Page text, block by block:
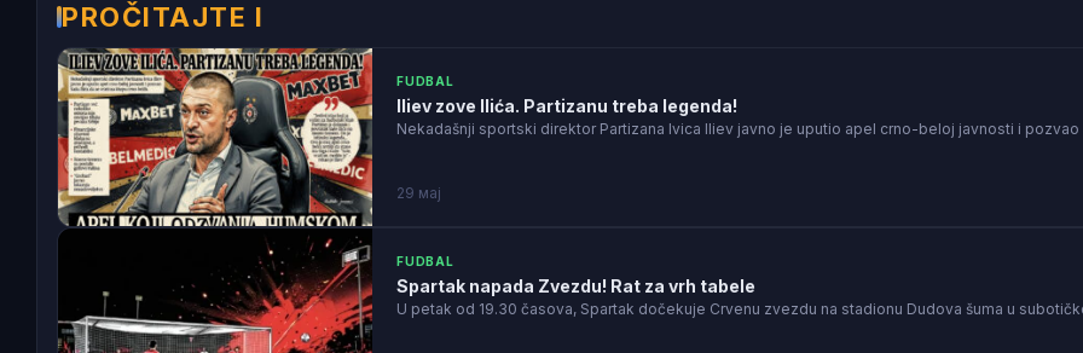
PROČITAJTE I
FUDBAL
Iliev zove Ilića. Partizanu treba legenda!
Nekadašnji sportski direktor Partizana Ivica Iliev javno je uputio apel crno-beloj javnosti i pozvao
29 мај
FUDBAL
Spartak napada Zvezdu! Rat za vrh tabele
U petak od 19.30 časova, Spartak dočekuje Crvenu zvezdu na stadionu Dudova šuma u